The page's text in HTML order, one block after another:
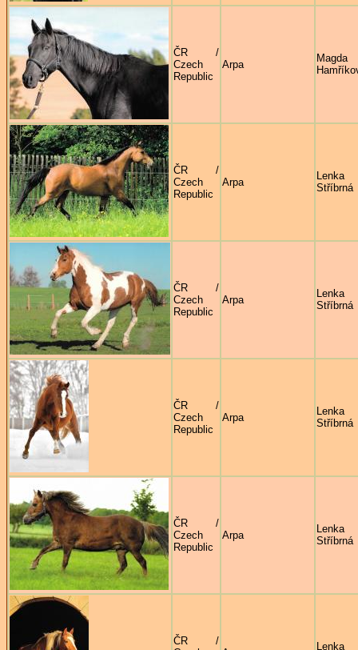
ČR /
Czech
Republic
Arpa
Magda
ČR /
Czech
Republic
Arpa
Lenka
Stříbrná
ČR /
Czech
Republic
Arpa
Lenka
Stříbrná
ČR /
Czech
Republic
Arpa
Lenka
Stříbrná
ČR /
Czech
Republic
Arpa
Lenka
Stříbrná
ČR /
Lenka